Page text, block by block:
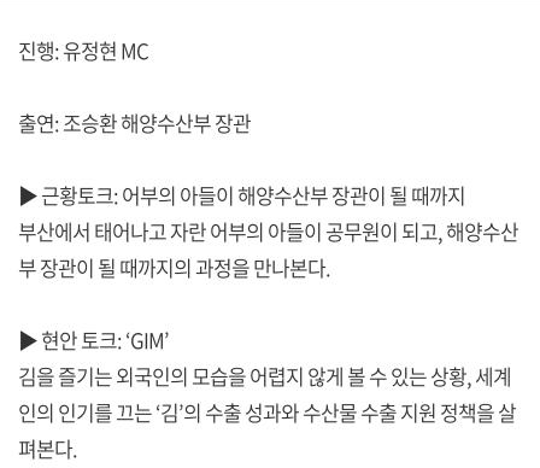
진행: 유정현 MC
출연: 조승환 해양수산부 장관
▶ 근황토크: 어부의 아들이 해양수산부 장관이 될 때까지
부산에서 태어나고 자란 어부의 아들이 공무원이 되고, 해양수산
부 장관이 될 때까지의 과정을 만나본다.
▶ 현안 토크: ‘GIM’
김을 즐기는 외국인의 모습을 어렵지 않게 볼 수 있는 상황, 세계
인의 인기를 끄는 ‘김’의 수출 성과와 수산물 수출 지원 정책을 살
펴본다.